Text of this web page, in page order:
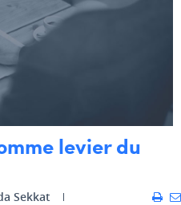
levier du
Sekkat